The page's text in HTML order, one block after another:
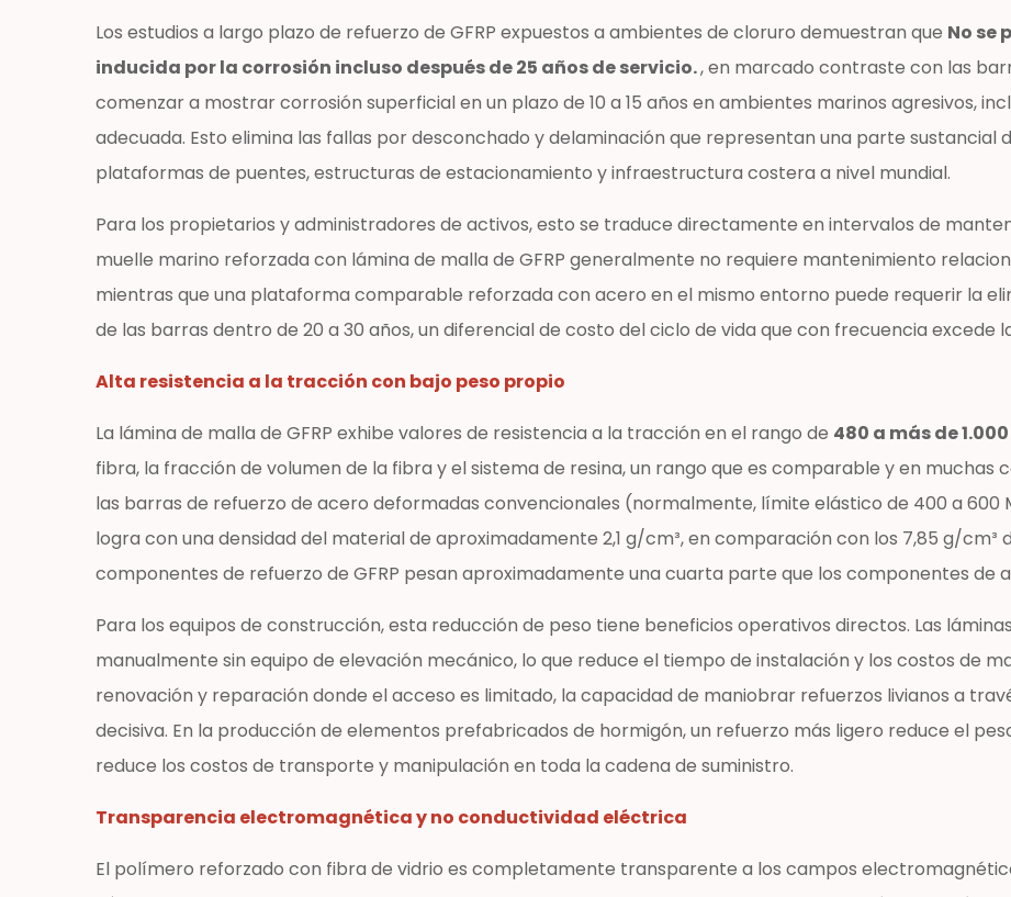
unión
con
matrices
de
hormigón
Aplicaciones
principales
de
la
lámina
de
GFRP
en
e
infraestructura
3.1
marinas
y
costeras
3.2
Revestimientos
túneles
infraestructura
Los estudios a largo plazo de refuerzo de GFRP expuestos a ambientes de cloruro demuestran que No se
inducida por la corrosión incluso después de 25 años de servicio., en marcado contraste con las
comenzar a mostrar corrosión superficial en un plazo de 10 a 15 años en ambientes marinos agresivos,
adecuada. Esto elimina las fallas por desconchado y delaminación que representan una parte sustancial
plataformas de puentes, estructuras de estacionamiento y infraestructura costera a nivel mundial.
Para los propietarios y administradores de activos, esto se traduce directamente en intervalos de
muelle marino reforzada con lámina de malla de GFRP generalmente no requiere mantenimiento
mientras que una plataforma comparable reforzada con acero en el mismo entorno puede requerir la
de las barras dentro de 20 a 30 años, un diferencial de costo del ciclo de vida que con frecuencia
Alta resistencia a la tracción con bajo peso propio
La lámina de malla de GFRP exhibe valores de resistencia a la tracción en el rango de 480 a más de
fibra, la fracción de volumen de la fibra y el sistema de resina, un rango que es comparable y en muchas
las barras de refuerzo de acero deformadas convencionales (normalmente, límite elástico de 400 a 600
logra con una densidad del material de aproximadamente 2,1 g/cm³, en comparación con los 7,85 g/cm³
componentes de refuerzo de GFRP pesan aproximadamente una cuarta parte que los componentes de
Para los equipos de construcción, esta reducción de peso tiene beneficios operativos directos. Las
manualmente sin equipo de elevación mecánico, lo que reduce el tiempo de instalación y los costos de
renovación y reparación donde el acceso es limitado, la capacidad de maniobrar refuerzos livianos a
decisiva. En la producción de elementos prefabricados de hormigón, un refuerzo más ligero reduce el
reduce los costos de transporte y manipulación en toda la cadena de suministro.
Transparencia electromagnética y no conductividad eléctrica
El polímero reforzado con fibra de vidrio es completamente transparente a los campos